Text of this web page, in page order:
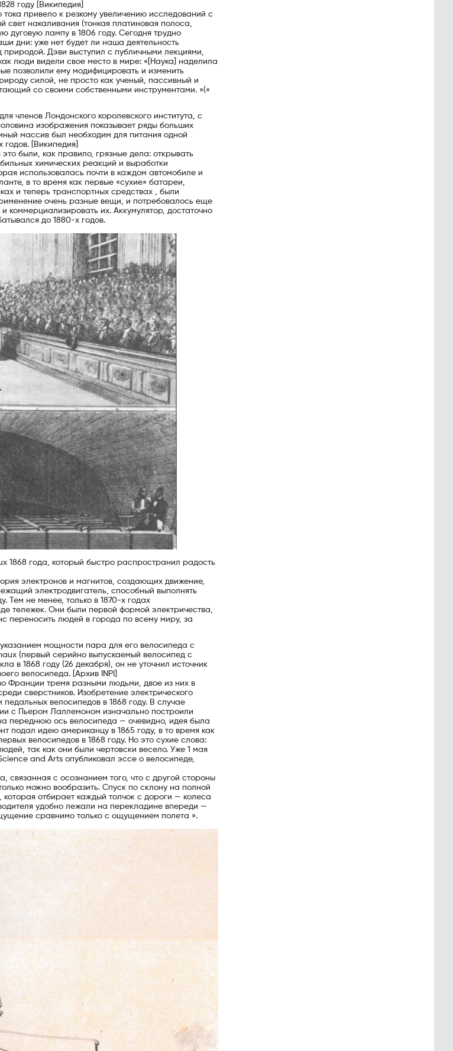
году [Википедия]
тока привело к резкому увеличению исследований с
накаливания (тонкая платиновая полоса,
дуговую лампу в 1806 году. Сегодня трудно
дни: уже нет будет ли наша деятельность
Дэви выступил с публичными лекциями,
люди видели свое место в мире: «[Наука] наделила
позволили ему модифицировать и изменить
силой, не просто как ученый, пассивный и
со своими собственными инструментами. »(«
членов Лондонского королевского института, с
изображения показывает ряды больших
массив был необходим для питания одной
[Википедия]
были, как правило, грязные дела: открывать
химических реакций и выработки
использовалась почти в каждом автомобиле и
в то время как первые «сухие» батареи,
и теперь транспортных средствах , были
очень разные вещи, и потребовалось еще
коммерциализировать их. Аккумулятор, достаточно
до 1880-х годов.
1868 года, который быстро распространил радость
электронов и магнитов, создающих движение,
электродвигатель, способный выполнять
Тем не менее, только в 1870-х годах
тележек. Они были первой формой электричества,
переносить людей в города по всему миру, за
мощности пара для его велосипеда с
(первый серийно выпускаемый велосипед с
в 1868 году (26 декабря), он не уточнил источник
велосипеда. [Архив INPI]
Франции тремя разными людьми, двое из них в
сверстников. Изобретение электрического
велосипедов в 1868 году. В случае
с Пьером Лаллемоном изначально построили
переднюю ось велосипеда — очевидно, идея была
подал идею американцу в 1865 году, в то время как
велосипедов в 1868 году. Но это сухие слова:
так как они были чертовски весело. Уже 1 мая
and Arts опубликовал эссе о велосипеде,
с осознанием того, что с другой стороны
можно вообразить. Спуск по склону на полной
отбирает каждый толчок с дороги — колеса
удобно лежали на перекладине впереди —
сравнимо только с ощущением полета ».